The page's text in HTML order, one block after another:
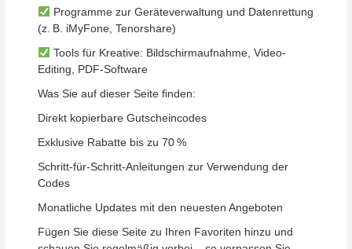
Programme zur Geräteverwaltung und Datenrettung
(z. B. iMyFone, Tenorshare)
Tools für Kreative: Bildschirmaufnahme, Video-
Editing, PDF-Software
Was Sie auf dieser Seite finden:
Direkt kopierbare Gutscheincodes
Exklusive Rabatte bis zu 70 %
Schritt-für-Schritt-Anleitungen zur Verwendung der
Codes
Monatliche Updates mit den neuesten Angeboten
Fügen Sie diese Seite zu Ihren Favoriten hinzu und